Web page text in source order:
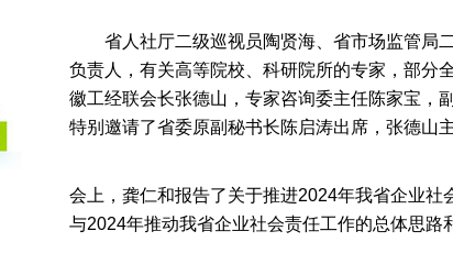
省人社厅二级巡视员陶贤海、省市场监管局
负责人，有关高等院校、科研院所的专家，部分
徽工经联会长张德山，专家咨询委主任陈家宝，
特别邀请了省委原副秘书长陈启涛出席，张德山主
会上，龚仁和报告了关于推进2024年我省企业
与2024年推动我省企业社会责任工作的总体思路